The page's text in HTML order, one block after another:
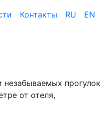
Контакты RU EN
прогулок
от отеля,